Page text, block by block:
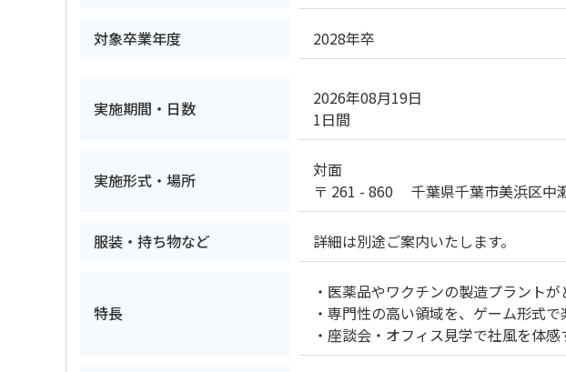
対象卒業年度 2028年卒
実施期間・日数
2026年08月19日
1日間
実施形式・場所
対面
〒 261 - 860 千葉県千葉市美浜区中
服装・持ち物など 詳細は別途ご案内いたします。
特長
・医薬品やワクチンの製造プラント
・専門性の高い領域を、ゲーム形式
・座談会・オフィス見学で社風を体